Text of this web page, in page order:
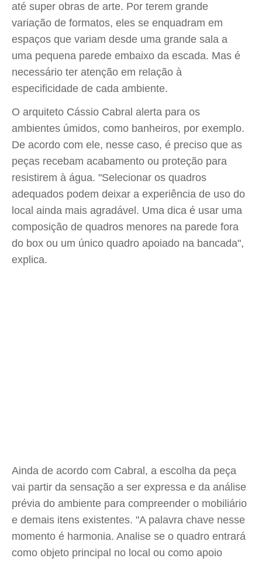
até super obras de arte. Por terem grande
variação de formatos, eles se enquadram em
espaços que variam desde uma grande sala a
uma pequena parede embaixo da escada. Mas é
necessário ter atenção em relação à
especificidade de cada ambiente.
O arquiteto Cássio Cabral alerta para os
ambientes úmidos, como banheiros, por exemplo.
De acordo com ele, nesse caso, é preciso que as
peças recebam acabamento ou proteção para
resistirem à água. "Selecionar os quadros
adequados podem deixar a experiência de uso do
local ainda mais agradável. Uma dica é usar uma
composição de quadros menores na parede fora
do box ou um único quadro apoiado na bancada",
explica.
Ainda de acordo com Cabral, a escolha da peça
vai partir da sensação a ser expressa e da análise
prévia do ambiente para compreender o mobiliário
e demais itens existentes. "A palavra chave nesse
momento é harmonia. Analise se o quadro entrará
como objeto principal no local ou como apoio